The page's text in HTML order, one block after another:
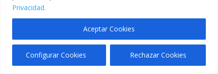
Privacidad.
Configurar Cookies Rechazar Cookies
Aceptar Cookies
Telf: 961365540 · comunicacion@lasallevp.es
Traducir »